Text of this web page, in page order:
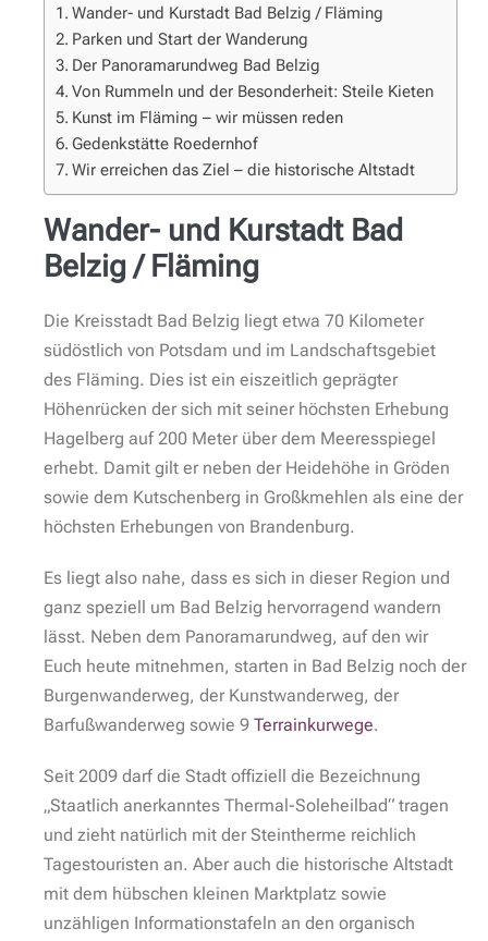
Wander- und Kurstadt Bad Belzig / Fläming
Parken und Start der Wanderung
Der Panoramarundweg Bad Belzig
Von Rummeln und der Besonderheit: Steile Kieten
Kunst im Fläming – wir müssen reden
Gedenkstätte Roedernhof
Wir erreichen das Ziel – die historische Altstadt
Wander- und Kurstadt Bad
Belzig / Fläming
Die Kreisstadt Bad Belzig liegt etwa 70 Kilometer
südöstlich von Potsdam und im Landschaftsgebiet
des Fläming. Dies ist ein eiszeitlich geprägter
Höhenrücken der sich mit seiner höchsten Erhebung
Hagelberg auf 200 Meter über dem Meeresspiegel
erhebt. Damit gilt er neben der Heidehöhe in Gröden
sowie dem Kutschenberg in Großkmehlen als eine der
höchsten Erhebungen von Brandenburg.
Es liegt also nahe, dass es sich in dieser Region und
ganz speziell um Bad Belzig hervorragend wandern
lässt. Neben dem Panoramarundweg, auf den wir
Euch heute mitnehmen, starten in Bad Belzig noch der
Burgenwanderweg, der Kunstwanderweg, der
Barfußwanderweg sowie 9 Terrainkurwege.
Seit 2009 darf die Stadt offiziell die Bezeichnung
„Staatlich anerkanntes Thermal-Soleheilbad“ tragen
und zieht natürlich mit der Steintherme reichlich
Tagestouristen an. Aber auch die historische Altstadt
mit dem hübschen kleinen Marktplatz sowie
unzähligen Informationstafeln an den organisch